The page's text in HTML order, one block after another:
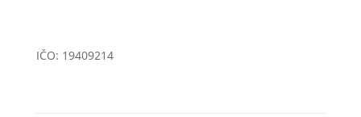
IČO: 19409214